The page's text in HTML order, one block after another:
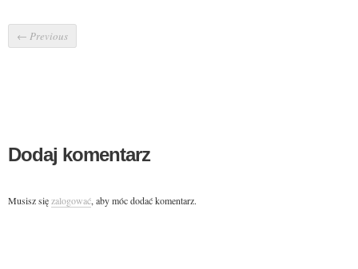
← Previous
Dodaj komentarz
Musisz sięzalogować, aby móc dodać komentarz.